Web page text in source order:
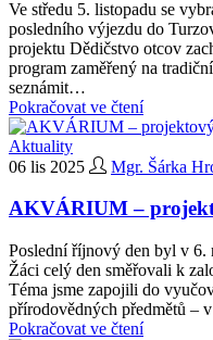
Ve středu 5. listopadu se
posledního výjezdu do
projektu Dědičstvo otcov
program zaměřený na
seznámit…
Pokračovat ve čtení
Aktuality
06 lis 2025
Mgr. Šárka
AKVÁRIUM –
Poslední říjnový den byl v 6.
Žáci celý den směřovali k
Téma jsme zapojili do
přírodovědných předmětů –
Pokračovat ve čtení